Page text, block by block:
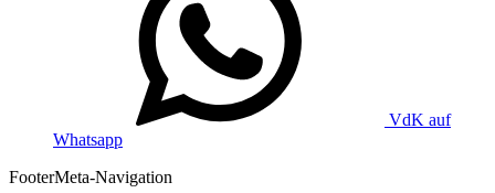
VdK auf
Whatsapp
FooterMeta-Navigation